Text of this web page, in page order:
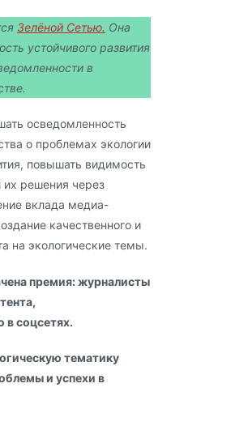
Зелёной Сетью. Она
устойчивого развития
в
осведомленность
о проблемах экологии
повышать видимость
их решения через
вклада медиа-
качественного и
на экологические темы.
премия: журналисты
в соцсетях.
тематику
и успехи в